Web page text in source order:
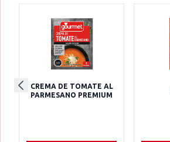
CREMA DE TOMATE AL
PARMESANO PREMIUM